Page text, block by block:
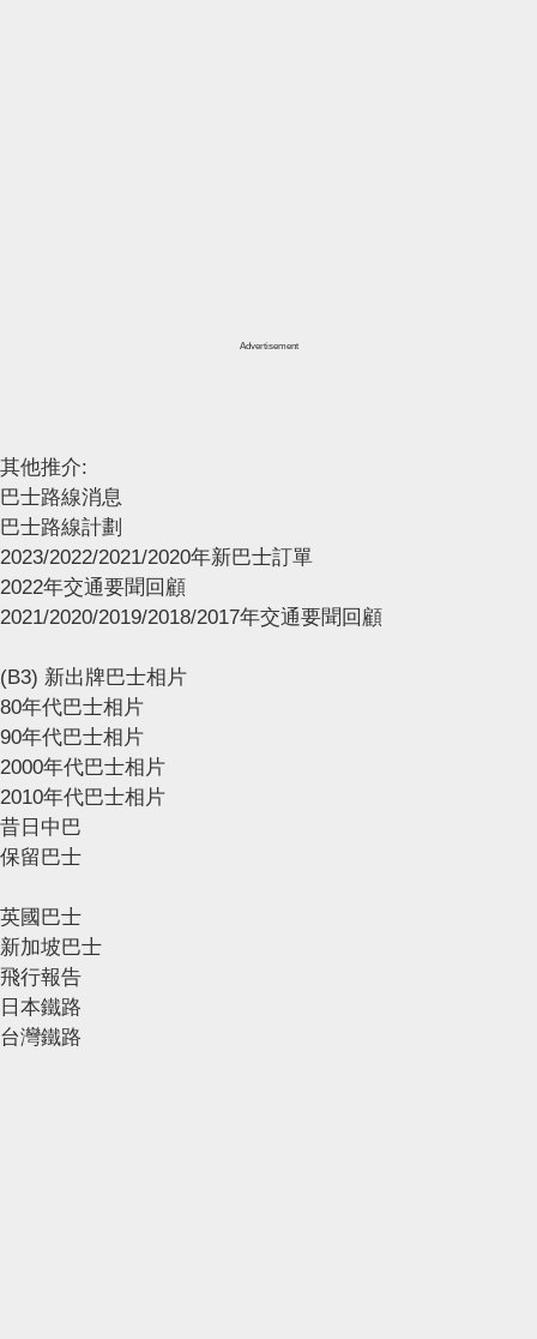
Advertisement
其他推介:
巴士路線消息
巴士路線計劃
2023/2022/2021/2020年新巴士訂單
2022年交通要聞回顧
2021/2020/2019/2018/2017年交通要聞回顧
(B3) 新出牌巴士相片
80年代巴士相片
90年代巴士相片
2000年代巴士相片
2010年代巴士相片
昔日中巴
保留巴士
英國巴士
新加坡巴士
飛行報告
日本鐵路
台灣鐵路